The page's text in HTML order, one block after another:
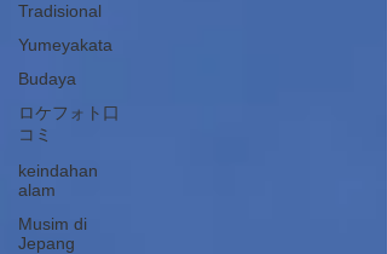
Tradisional
Yumeyakata
Budaya
ロケフォト口
コミ
keindahan
alam
Musim di
Jepang